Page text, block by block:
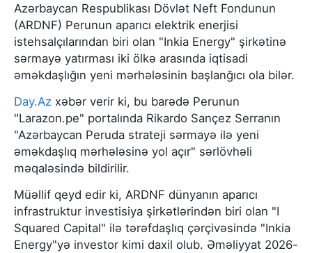
Azərbaycan Respublikası Dövlət Neft Fondunun
(ARDNF) Perunun aparıcı elektrik enerjisi
istehsalçılarından biri olan "Inkia Energy" şirkətinə
sərmayə yatırması iki ölkə arasında iqtisadi
əməkdaşlığın yeni mərhələsinin başlanğıcı ola bilər.
Day.Az xəbər verir ki, bu barədə Perunun
"Larazon.pe" portalında Rikardo Sançez Serranın
"Azərbaycan Peruda strateji sərmayə ilə yeni
əməkdaşlıq mərhələsinə yol açır" sərlövhəli
məqaləsində bildirilir.
Müəllif qeyd edir ki, ARDNF dünyanın aparıcı
infrastruktur investisiya şirkətlərindən biri olan "I
Squared Capital" ilə tərəfdaşlıq çərçivəsində "Inkia
Energy"yə investor kimi daxil olub. Əməliyyat 2026-